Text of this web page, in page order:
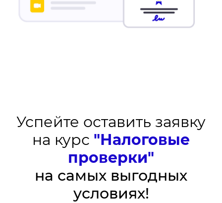
Успейте оставить заявку
на курс "Налоговые
проверки"
на самых выгодных
условиях!